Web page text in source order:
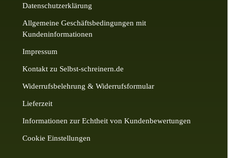
Datenschutzerklärung
Allgemeine Geschäftsbedingungen mit
Kundeninformationen
Impressum
Kontakt zu Selbst-schreinern.de
Widerrufsbelehrung & Widerrufsformular
Lieferzeit
Informationen zur Echtheit von Kundenbewertungen
Cookie Einstellungen